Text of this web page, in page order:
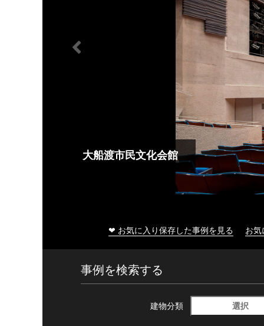
大船渡市民文化会館
❤ お気に入り保存した事例を見る お
事例を検索する
建物分類 選択